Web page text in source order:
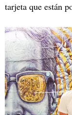
tarjeta que están